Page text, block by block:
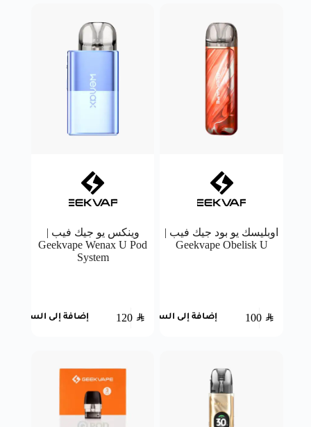
اوبليسك يو بود جيك فيب |
Geekvape Obelisk U
100 SAR إضافة إلى السلة
وينكس يو جيك فيب |
Geekvape Wenax U Pod
System
120 SAR إضافة إلى السلة